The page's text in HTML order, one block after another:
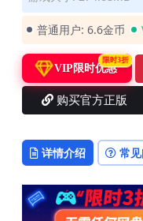
普通用户: 6.6金币
VIP限时优惠
限时3折
购买官方正版
详情介绍 常